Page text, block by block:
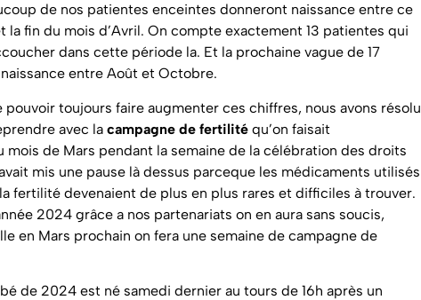
de nos patientes enceintes donneront naissance entre ce
la fin du mois d’Avril. On compte exactement 13 patientes qui
dans cette période la. Et la prochaine vague de 17
entre Août et Octobre.
pouvoir toujours faire augmenter ces chiffres, nous avons résolu
avec la campagne de fertilité qu’on faisait
mois de Mars pendant la semaine de la célébration des droits
mis une pause là dessus parceque les médicaments utilisés
fertilité devenaient de plus en plus rares et difficiles à trouver.
2024 grâce a nos partenariats on en aura sans soucis,
en Mars prochain on fera une semaine de campagne de
de 2024 est né samedi dernier au tours de 16h après un